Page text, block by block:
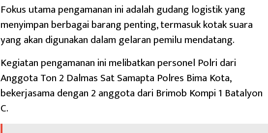
Fokus utama pengamanan ini adalah gudang logistik yang
menyimpan berbagai barang penting, termasuk kotak suara
yang akan digunakan dalam gelaran pemilu mendatang.
Kegiatan pengamanan ini melibatkan personel Polri dari
Anggota Ton 2 Dalmas Sat Samapta Polres Bima Kota,
bekerjasama dengan 2 anggota dari Brimob Kompi 1 Batalyon
C.